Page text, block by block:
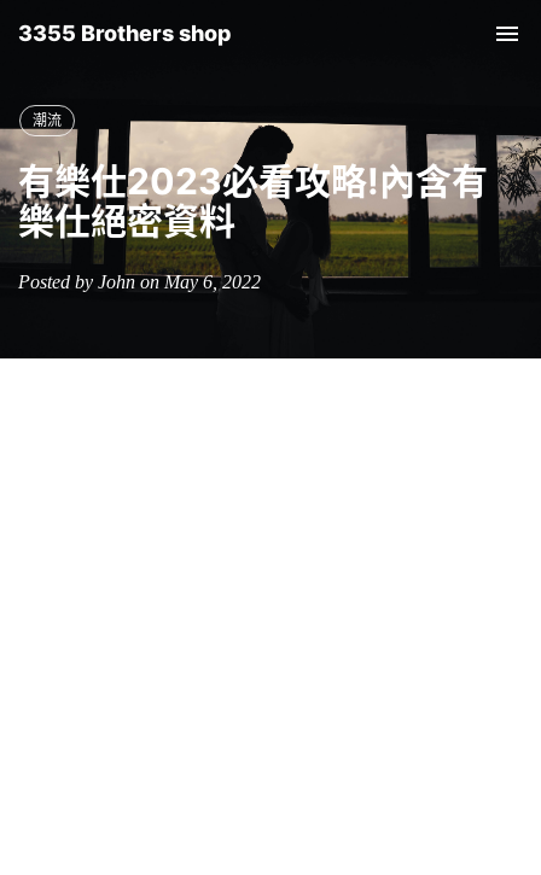
3355 Brothers shop
潮流
有樂仕2023必看攻略!內含有
樂仕絕密資料
Posted by John on May 6, 2022